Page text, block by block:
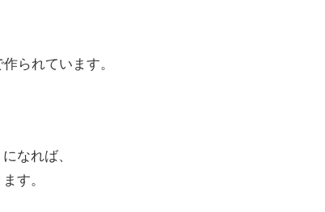
られています。
なれば、
す。